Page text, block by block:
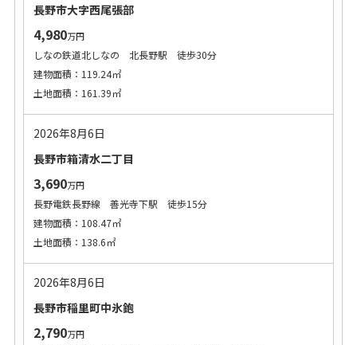
長野市大字西尾張部
4,980万円
しなの鉄道北しなの 北長野駅 徒歩30分
建物面積：119.24㎡
土地面積：161.39㎡
2026年8月6日
長野市箱清水二丁目
3,690万円
長野電鉄長野線 善光寺下駅 徒歩15分
建物面積：108.47㎡
土地面積：138.6㎡
2026年8月6日
長野市稲里町中氷鉋
2,790万円